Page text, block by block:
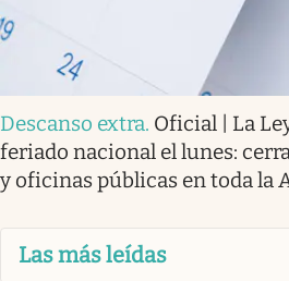
Descanso extra. Oficial | La
feriado nacional el lunes:
y oficinas públicas en toda la
Las más leídas